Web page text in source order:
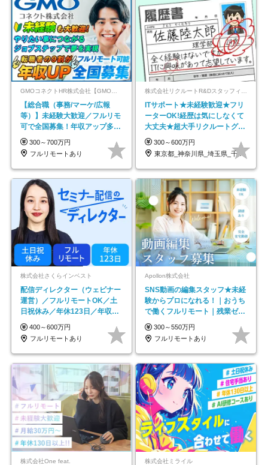
GMOコネクトHR株式会社【GMOインターネットグループ】
【総合職（事務/マーケ/広報
等）】未経験大歓迎／フルリモ
可で全国募集！年収アップ多数
★年休最大130日★
300～700万円
フルリモートあり
ITサポート★未経験歓迎★フリ
ーターOK!経歴は気にしなくて
大丈夫★超大手リクルートグル
ープの正社員/sg
300～600万円
東京都_神奈川県_埼玉県_千葉県_大阪府…
株式会社さくらインベスト
配信ディレクター（ウェビナー
運営）／フルリモートOK／土
日祝休み／年休123日／年収
600万円可
400～600万円
フルリモートあり
Apollon株式会社
SNS動画の編集スタッフ★未経
験からプロになれる！｜おうち
で働くフルリモート｜残業ゼロ
で18時退勤◎
300～550万円
フルリモートあり
株式会社One feat. 株式会社ミライル